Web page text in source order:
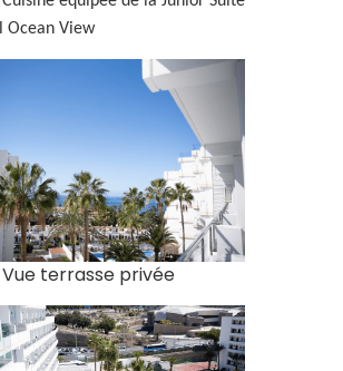
Ocean View
terrasse privée